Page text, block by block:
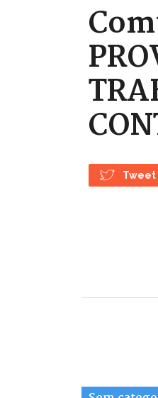
Tweet